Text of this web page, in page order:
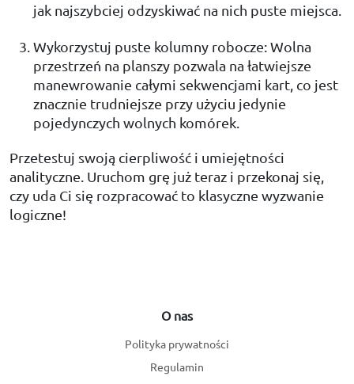
jak najszybciej odzyskiwać na nich puste miejsca.
Wykorzystuj puste kolumny robocze: Wolna
przestrzeń na planszy pozwala na łatwiejsze
manewrowanie całymi sekwencjami kart, co jest
znacznie trudniejsze przy użyciu jedynie
pojedynczych wolnych komórek.
Przetestuj swoją cierpliwość i umiejętności
analityczne. Uruchom grę już teraz i przekonaj się,
czy uda Ci się rozpracować to klasyczne wyzwanie
logiczne!
O nas
Polityka prywatności
Regulamin